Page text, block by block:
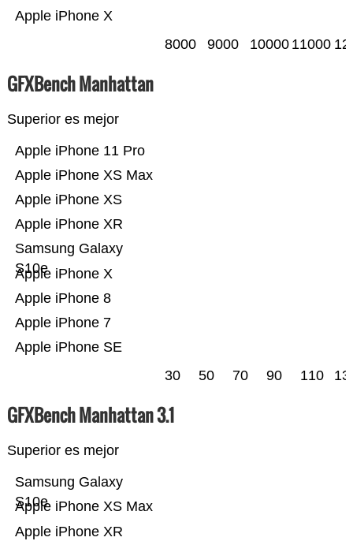
Apple iPhone X
8000 9000 10000 11000
GFXBench Manhattan
Superior es mejor
Apple iPhone SE
Apple iPhone 7
Apple iPhone 8
Apple iPhone X
Samsung Galaxy
S10e
Apple iPhone XR
Apple iPhone XS
Apple iPhone XS Max
Apple iPhone 11 Pro
30 50 70 90 110
GFXBench Manhattan 3.1
Superior es mejor
Apple iPhone XR
Apple iPhone XS Max
Samsung Galaxy
S10e